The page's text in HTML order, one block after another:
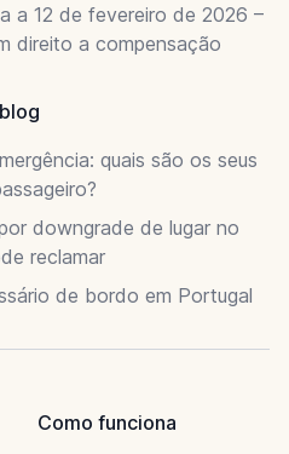
a 12 de fevereiro de 2026 –
direito a compensação
quais são os seus
downgrade de lugar no
reclamar
de bordo em Portugal
Como funciona